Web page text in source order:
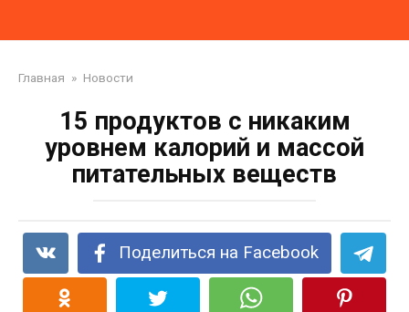
Главная » Новости
15 продуктов с никаким
уровнем калорий и массой
питательных веществ
Поделиться на Facebook